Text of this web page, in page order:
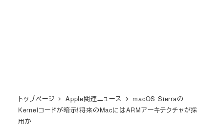
トップページ Apple関連ニュース
macOS Sierraの
Kernelコードが暗示!将来のMacにはARMアーキテクチャが採
用か